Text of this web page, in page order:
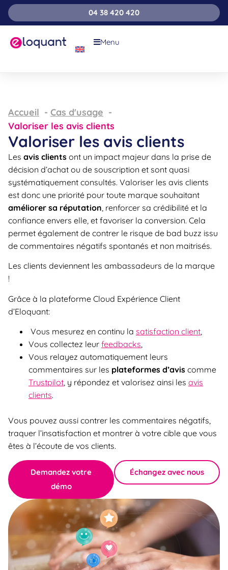
04 38 420 420
Menu
Accueil
Cas d'usage
Valoriser les avis clients
Valoriser les avis clients
Les avis clients ont un impact majeur dans la prise de
décision d’achat ou de souscription et sont quasi
systématiquement consultés. Valoriser les avis clients
est donc une priorité pour toute marque souhaitant
améliorer sa réputation, renforcer sa crédibilité et la
confiance envers elle, et favoriser la conversion. Cela
permet également de contrer le risque de bad buzz issu
de commentaires négatifs spontanés et non maitrisés.
Les clients deviennent les ambassadeurs de la marque
!
Grâce à la plateforme Cloud Expérience Client
d’Eloquant:
Vous mesurez en continu la satisfaction client,
Vous collectez leur feedbacks,
Vous relayez automatiquement leurs
commentaires sur les plateformes d’avis comme
Trustpilot, y répondez et valorisez ainsi les avis
clients.
Vous pouvez aussi contrer les commentaires négatifs,
traquer l’insatisfaction et montrer à votre cible que vous
êtes à l’écoute de vos clients.
Demandez votre
démo
Échangez avec nous